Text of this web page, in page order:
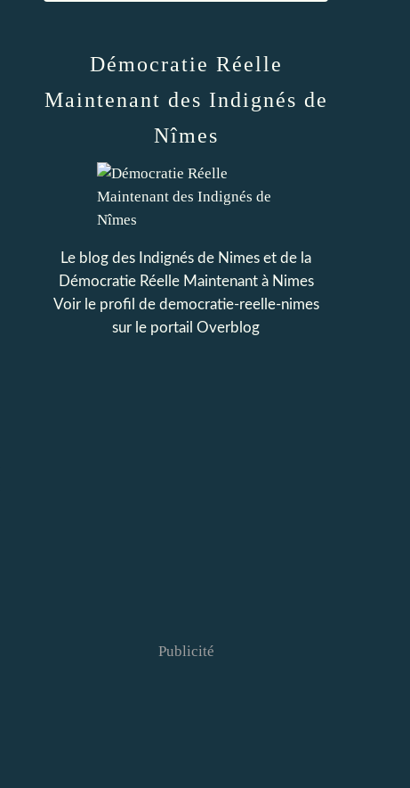
Démocratie Réelle
Maintenant des Indignés de
Nîmes
Le blog des Indignés de Nimes et de la
Démocratie Réelle Maintenant à Nimes
Voir le profil de democratie-reelle-nimes
sur le portail Overblog
Publicité